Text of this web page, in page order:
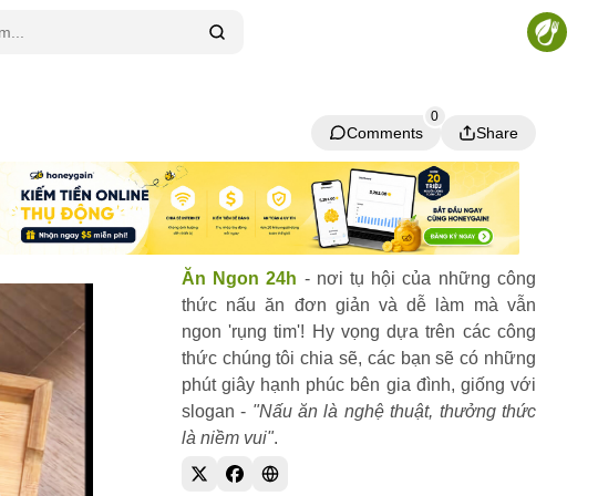
Comments
0
Share
Ăn Ngon 24h - nơi tụ hội của những công
thức nấu ăn đơn giản và dễ làm mà vẫn
ngon 'rụng tim'! Hy vọng dựa trên các công
thức chúng tôi chia sẽ, các bạn sẽ có những
phút giây hạnh phúc bên gia đình, giống với
slogan - "Nấu ăn là nghệ thuật, thưởng thức
là niềm vui".